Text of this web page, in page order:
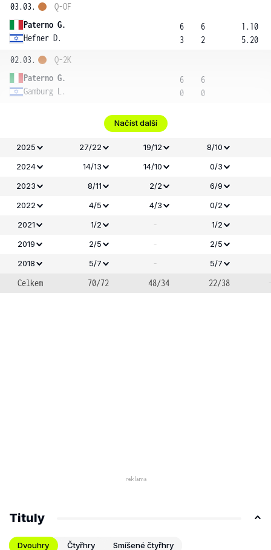
03.03.
Paterno G.
Hefner D.
Q-OF
6
3
6
2
1.10
5.20
02.03.
Paterno G.
Gamburg L.
Q-2K
6
0
6
0
Načíst další
2025 27/22 19/12
8/10
2024
14/13 14/10
0/3
2023
8/11 2/2
6/9
2022
4/5 4/3
0/2
2021
1/2 -
1/2
2019
2/5 -
2/5
2018
5/7 - 5/7
Celkem 70/72 48/34 22/38
Tituly
Dvouhry Čtyřhry Smíšené čtyřhry